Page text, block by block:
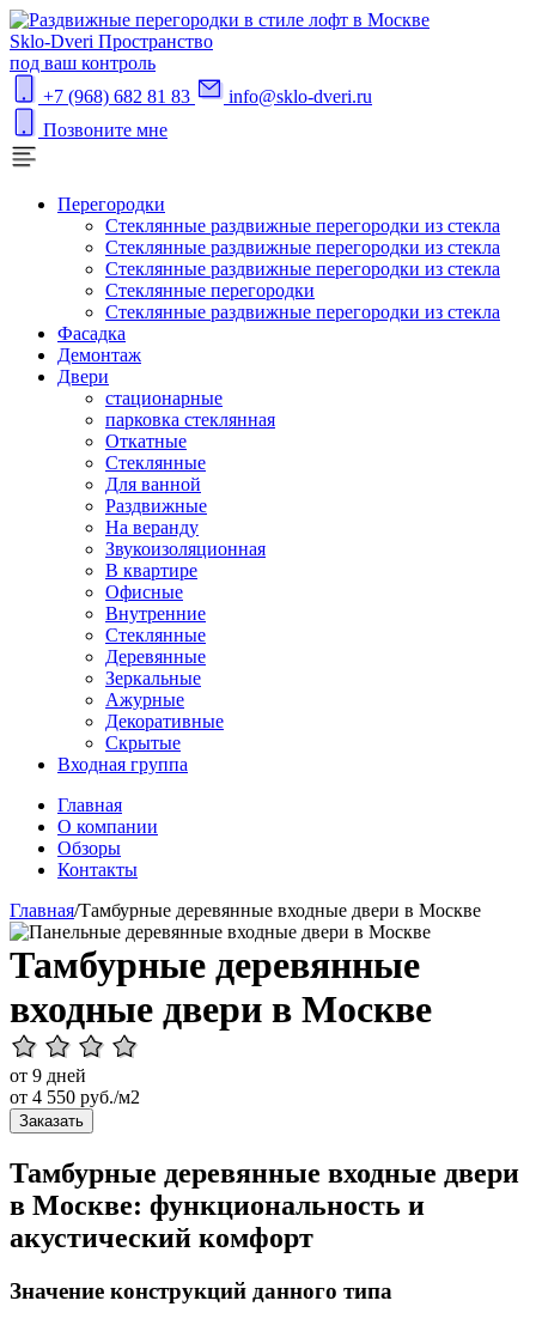
Sklo-Dveri Пространство
под ваш контроль
+7 (968) 682 81 83
info@sklo-dveri.ru
Позвоните мне
Перегородки
Стеклянные раздвижные перегородки из стекла
Стеклянные раздвижные перегородки из стекла
Стеклянные раздвижные перегородки из стекла
Стеклянные перегородки
Стеклянные раздвижные перегородки из стекла
Фасадка
Демонтаж
Двери
стационарные
парковка стеклянная
Откатные
Стеклянные
Для ванной
Раздвижные
На веранду
Звукоизоляционная
В квартире
Офисные
Внутренние
Стеклянные
Деревянные
Зеркальные
Ажурные
Декоративные
Скрытые
Входная группа
Главная
О компании
Обзоры
Контакты
Главная/Тамбурные деревянные входные двери в Москве
Тамбурные деревянные
входные двери в Москве
от 9 дней
от 4 550 руб./м2
Заказать
Тамбурные деревянные входные двери
в Москве: функциональность и
акустический комфорт
Значение конструкций данного типа